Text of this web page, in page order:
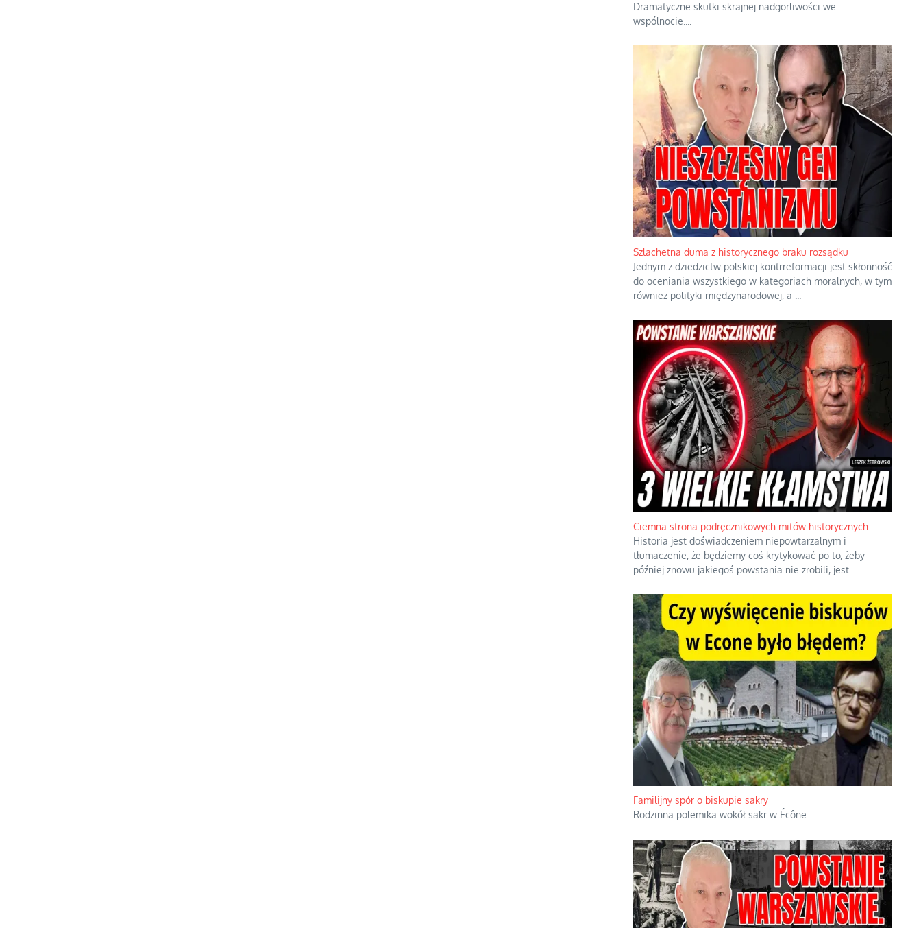
Dramatyczne skutki skrajnej nadgorliwości we
wspólnocie.
Szlachetna duma z historycznego braku rozsądku
Jednym z dziedzictw polskiej kontrreformacji jest skłonność
do oceniania wszystkiego w kategoriach moralnych, w tym
również polityki międzynarodowej, a
Ciemna strona podręcznikowych mitów historycznych
Historia jest doświadczeniem niepowtarzalnym i
tłumaczenie, że będziemy coś krytykować po to, żeby
później znowu jakiegoś powstania nie zrobili, jest
Familijny spór o biskupie sakry
Rodzinna polemika wokół sakr w Écône.